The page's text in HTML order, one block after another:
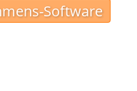
Software